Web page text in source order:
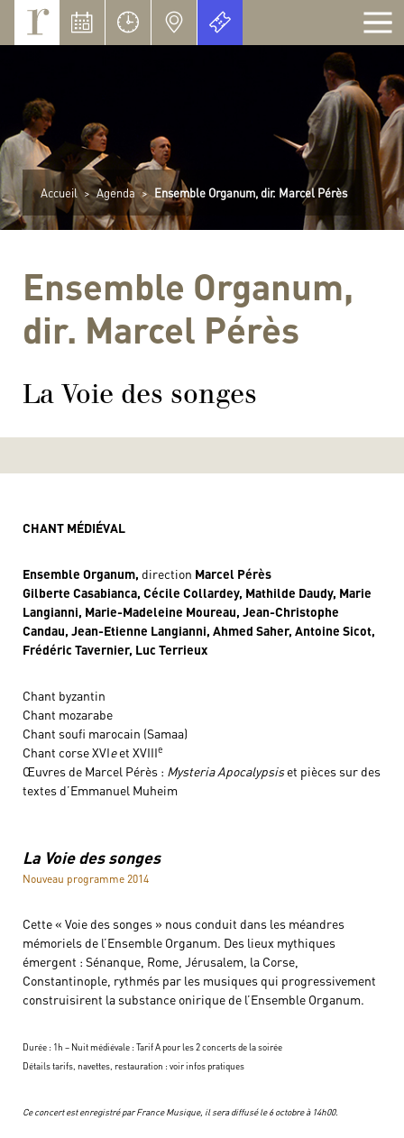
Accueil > Agenda > Ensemble Organum, dir. Marcel Pérès
Ensemble Organum,
dir. Marcel Pérès
La Voie des songes
CHANT MÉDIÉVAL
Ensemble Organum, direction Marcel Pérès
Gilberte Casabianca, Cécile Collardey, Mathilde Daudy, Marie
Langianni, Marie-Madeleine Moureau, Jean-Christophe
Candau, Jean-Etienne Langianni, Ahmed Saher, Antoine Sicot,
Frédéric Tavernier, Luc Terrieux
Chant byzantin
Chant mozarabe
Chant soufi marocain (Samaa)
Chant corse XVIeet XVIIIe
Œuvres de Marcel Pérès : Mysteria Apocalypsiset pièces sur des
textes d’Emmanuel Muheim
La Voie des songes
Nouveau programme 2014
Cette « Voie des songes » nous conduit dans les méandres
mémoriels de l’Ensemble Organum. Des lieux mythiques
émergent : Sénanque, Rome, Jérusalem, la Corse,
Constantinople, rythmés par les musiques qui progressivement
construisirent la substance onirique de l’Ensemble Organum.
Durée : 1h – Nuit médiévale : Tarif A pour les 2 concerts de la soirée
Détails tarifs, navettes, restauration : voir infos pratiques
Ce concert est enregistré par France Musique, il sera diffusé le 6 octobre à 14h00.
Panneau de gestion des cookies